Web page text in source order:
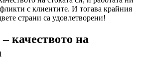
с клиентите. И тогава крайния
страни са удовлетворени!
качеството на